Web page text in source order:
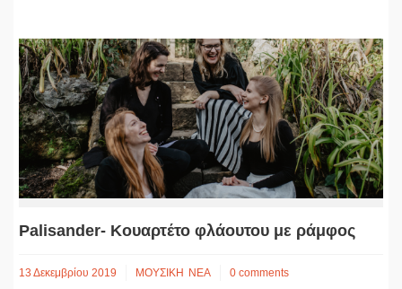
Palisander- Κουαρτέτο φλάουτου με ράμφος
13 Δεκεμβρίου 2019 ΜΟΥΣΙΚΗ ΝΕΑ 0 comments